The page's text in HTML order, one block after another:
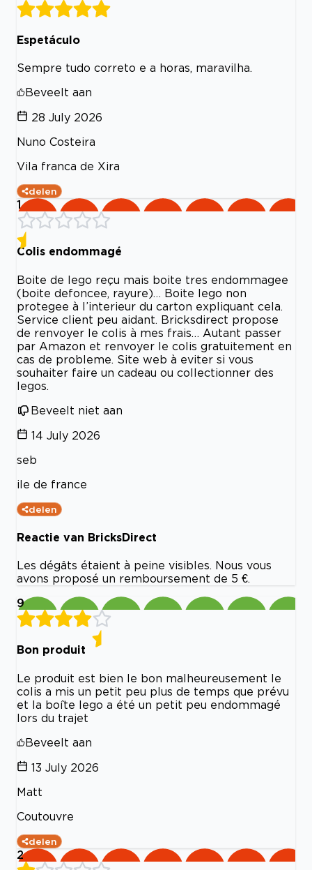
Espetáculo
Sempre tudo correto e a horas, maravilha.
Beveelt aan
28 July 2026
Nuno Costeira
Vila franca de Xira
delen
1
Colis endommagé
Boite de lego reçu mais boite tres endommagee
(boite defoncee, rayure)… Boite lego non
protegee à l’interieur du carton expliquant cela.
Service client peu aidant. Bricksdirect propose
de renvoyer le colis à mes frais… Autant passer
par Amazon et renvoyer le colis gratuitement en
cas de probleme. Site web à eviter si vous
souhaiter faire un cadeau ou collectionner des
legos.
Beveelt niet aan
14 July 2026
seb
ile de france
delen
Reactie van BricksDirect
Les dégâts étaient à peine visibles. Nous vous
avons proposé un remboursement de 5 €.
9
Bon produit
Le produit est bien le bon malheureusement le
colis a mis un petit peu plus de temps que prévu
et la boîte lego a été un petit peu endommagé
lors du trajet
Beveelt aan
13 July 2026
Matt
Coutouvre
delen
2